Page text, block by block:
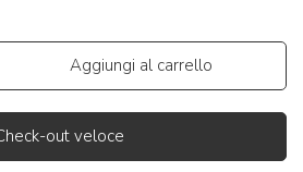
Aggiungi al carrello
out veloce